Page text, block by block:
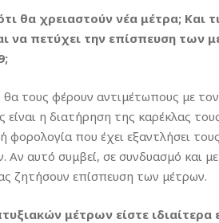
θα χρειαστούν νέα μέτρα; Και
να πετύχει την επίσπευση των
τους φέρουν αντιμέτωπους με τον
η διατήρηση της καρέκλας
που έχει εξαντλήσει
αυτό συμβεί, σε συνδυασμό και με
ζητήσουν επίσπευση των μέτρων.
μέτρων είστε ιδιαίτερα